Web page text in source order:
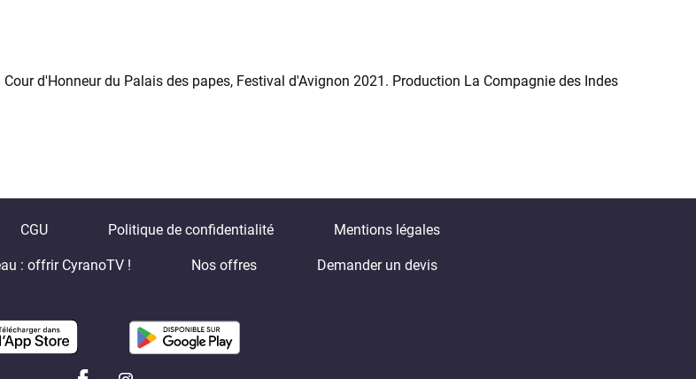
d'Honneur du Palais des papes, Festival d'Avignon 2021. Production La Compagnie des Indes
CGU Politique de confidentialité Mentions légales
: offrir CyranoTV ! Nos offres Demander un devis